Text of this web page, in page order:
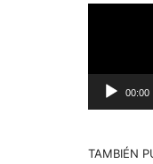
00:00
TAMBIÉN